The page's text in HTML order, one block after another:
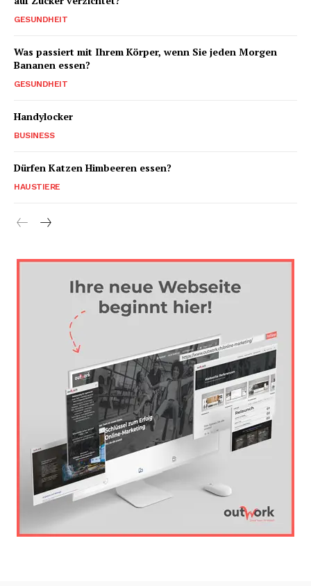
GESUNDHEIT
Was passiert mit Ihrem Körper, wenn Sie jeden Morgen
Bananen essen?
GESUNDHEIT
Handylocker
BUSINESS
Dürfen Katzen Himbeeren essen?
HAUSTIERE